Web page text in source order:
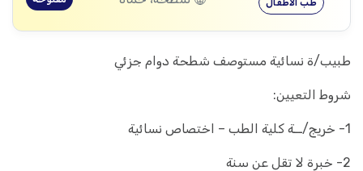
طب الأطفال
طبيب/ة نسائية مستوصف شطحة دوام جزئي
شروط التعيين:
1- خريج/ــة كلية الطب – اختصاص نسائية
2- خبرة لا تقل عن سنة